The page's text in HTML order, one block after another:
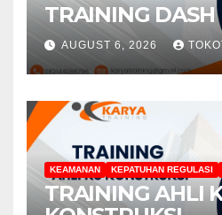
TRAINING DASH
AUGUST 6, 2026
KEAMANAN KEPATUHAN REGULASI
TRAINING AHLI